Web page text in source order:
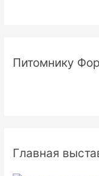
Питомнику
Главная